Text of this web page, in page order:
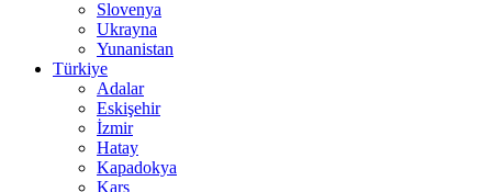
Slovenya
Ukrayna
Yunanistan
Türkiye
Adalar
Eskişehir
İzmir
Hatay
Kapadokya
Kars